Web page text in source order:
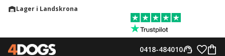
warehouseLager i Landskrona
support_agent
0418-484010